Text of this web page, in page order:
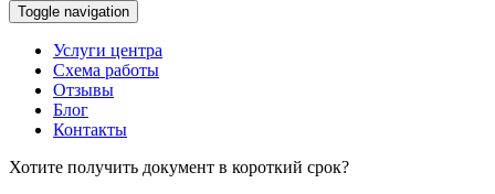
Toggle navigation
Услуги центра
Схема работы
Отзывы
Блог
Контакты
Хотите получить документ в короткий срок?